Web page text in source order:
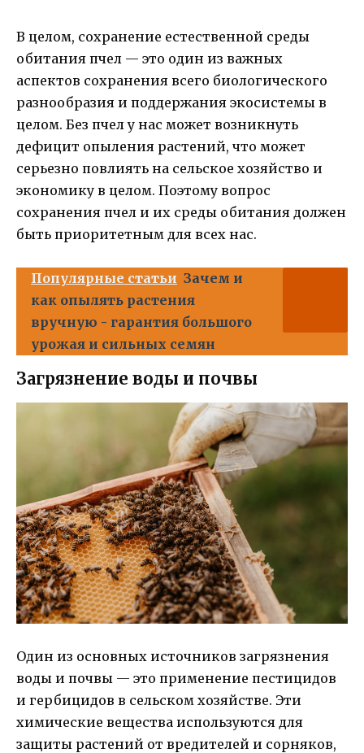
В целом, сохранение естественной среды
обитания пчел — это один из важных
аспектов сохранения всего биологического
разнообразия и поддержания экосистемы в
целом. Без пчел у нас может возникнуть
дефицит опыления растений, что может
серьезно повлиять на сельское хозяйство и
экономику в целом. Поэтому вопрос
сохранения пчел и их среды обитания должен
быть приоритетным для всех нас.
Популярные статьи Зачем и
как опылять растения
вручную - гарантия большого
урожая и сильных семян
Загрязнение воды и почвы
Один из основных источников загрязнения
воды и почвы — это применение пестицидов
и гербицидов в сельском хозяйстве. Эти
химические вещества используются для
защиты растений от вредителей и сорняков,